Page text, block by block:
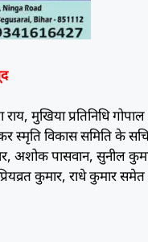
राय, मुखिया प्रतिनिधि
स्मृति विकास समिति के
अशोक पासवान, सुनील
कुमार, राधे कुमार